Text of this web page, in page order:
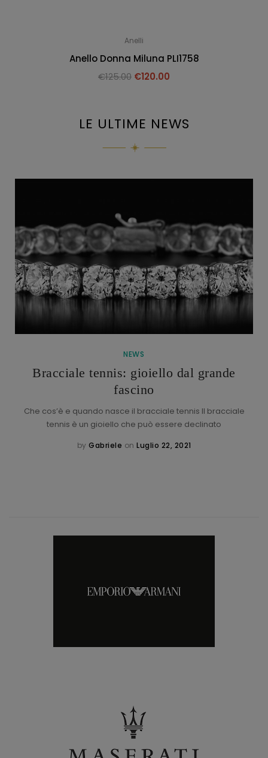
Anelli
Anello Donna Miluna PLI1758
€125.00 €120.00
LE ULTIME NEWS
NEWS
Bracciale tennis: gioiello dal grande
fascino
Che cos’è e quando nasce il bracciale tennis Il bracciale
tennis è un gioiello che può essere declinato
by Gabriele on Luglio 22, 2021